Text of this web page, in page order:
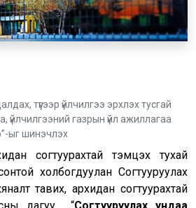
түүгээр үйлчилгээ эрхлэх тусгай
үйлчилгээний газрын үйл ажиллагаа
ыг шинэчлэх
согтуурахтай тэмцэх тухай
холбогдуулан Согтууруулах
тавих, архидан согтуурахтай